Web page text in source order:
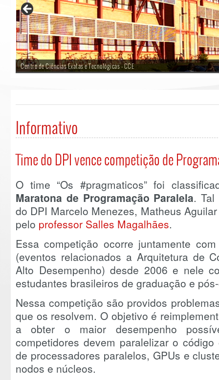
Centro de Ciências Exatas e Tecnológicas - CCE
Informativo
Time do DPI vence competição de
O time “Os #pragmaticos” foi
Maratona de Programação Paralela. Tal
do DPI Marcelo Menezes, Matheus
pelo professor Salles Magalhães.
Essa competição ocorre juntamente
(eventos relacionados a Arquitetura de
Alto Desempenho) desde 2006 e nele
estudantes brasileiros de graduação e
Nessa competição são providos
que os resolvem. O objetivo é
a obter o maior desempenho
competidores devem paralelizar o
de processadores paralelos, GPUs e
nodos e núcleos.